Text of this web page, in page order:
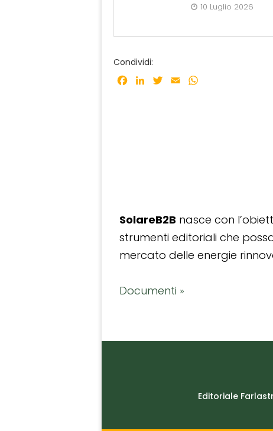
10 Luglio 2026
Condividi:
Facebook
LinkedInTwitter
Email
SolareB2B nasce con
strumenti editoriali che
mercato delle energie
Documenti »
Editoriale